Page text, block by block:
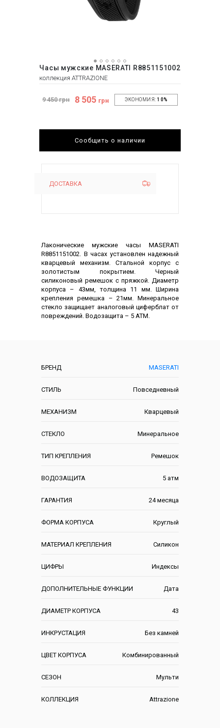
Часы мужские MASERATI R8851151002
коллекция ATTRAZIONE
9 450 грн 8 505 грн ЭКОНОМИЯ:10%
Сообщить о наличии
ДОСТАВКА
БРЕНД MASERATI
СТИЛЬ Повседневный
МЕХАНИЗМ Кварцевый
СТЕКЛО Минеральное
ТИП КРЕПЛЕНИЯ Ремешок
ВОДОЗАЩИТА 5 атм
ГАРАНТИЯ 24 месяца
ФОРМА КОРПУСА Круглый
МАТЕРИАЛ КРЕПЛЕНИЯ Силикон
ЦИФРЫ Индексы
ДОПОЛНИТЕЛЬНЫЕ ФУНКЦИИ Дата
ДИАМЕТР КОРПУСА 43
ИНКРУСТАЦИЯ Без камней
ЦВЕТ КОРПУСА Комбинированный
СЕЗОН Мульти
КОЛЛЕКЦИЯ Attrazione
Описание
Лаконические мужские часы MASERATI
R8851151002. В часах установлен надежный
кварцевый механизм. Стальной корпус с
золотистым покрытием. Черный
силиконовый ремешок с пряжкой. Диаметр
корпуса – 43мм, толщина 11 мм. Ширина
крепления ремешка – 21мм. Минеральное
стекло защищает аналоговый циферблат от
повреждений. Водозащита – 5 АТМ.